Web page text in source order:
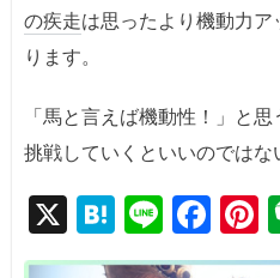
の疾走は思ったより機動力
ります。
「馬と言えば機動性！」と
挑戦していくといいのではな
X H
at
Li
n
F
a